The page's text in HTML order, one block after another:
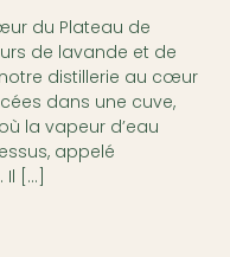
du Plateau de
de lavande et de
distillerie au cœur
dans une cuve,
la vapeur d’eau
appelé
[…]